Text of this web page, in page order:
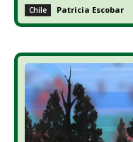
Chile Patricia Escobar -